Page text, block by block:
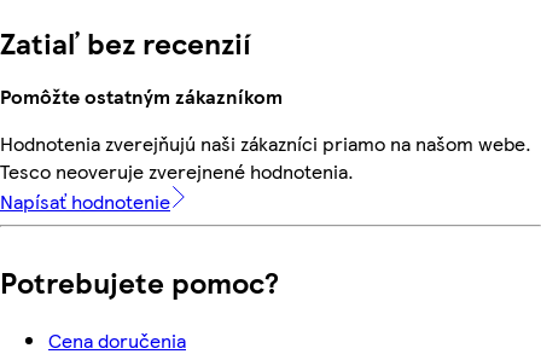
Zatiaľ bez recenzií
Pomôžte ostatným zákazníkom
Hodnotenia zverejňujú naši zákazníci priamo na našom webe.
Tesco neoveruje zverejnené hodnotenia.
Napísať hodnotenie
Potrebujete pomoc?
Cena doručenia